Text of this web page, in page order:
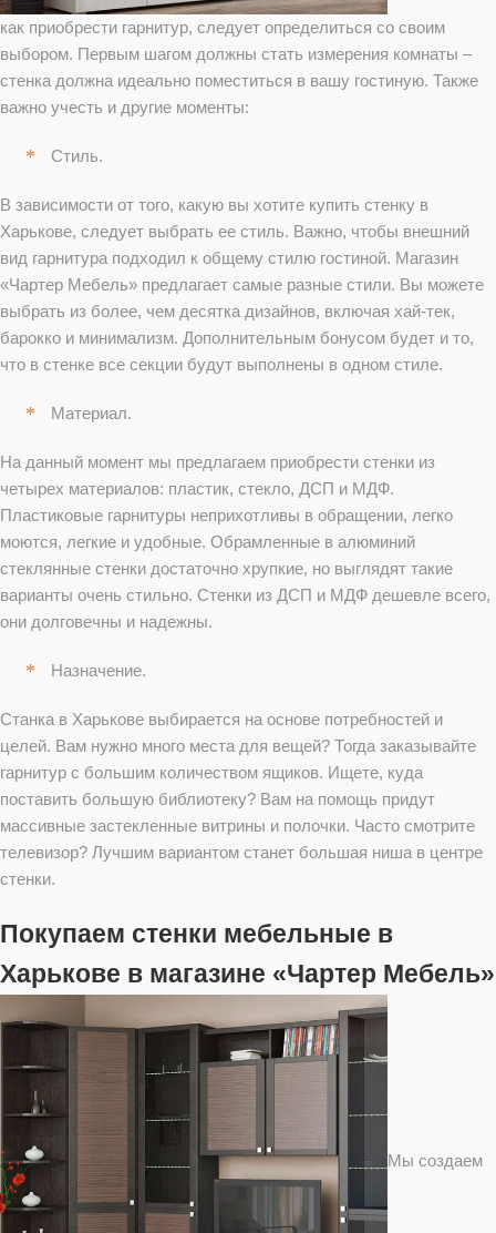
как приобрести гарнитур, следует определиться со своим
выбором. Первым шагом должны стать измерения комнаты –
стенка должна идеально поместиться в вашу гостиную. Также
важно учесть и другие моменты:
Стиль.
В зависимости от того, какую вы хотите купить стенку в
Харькове, следует выбрать ее стиль. Важно, чтобы внешний
вид гарнитура подходил к общему стилю гостиной. Магазин
«Чартер Мебель» предлагает самые разные стили. Вы можете
выбрать из более, чем десятка дизайнов, включая хай-тек,
барокко и минимализм. Дополнительным бонусом будет и то,
что в стенке все секции будут выполнены в одном стиле.
Материал.
На данный момент мы предлагаем приобрести стенки из
четырех материалов: пластик, стекло, ДСП и МДФ.
Пластиковые гарнитуры неприхотливы в обращении, легко
моются, легкие и удобные. Обрамленные в алюминий
стеклянные стенки достаточно хрупкие, но выглядят такие
варианты очень стильно. Стенки из ДСП и МДФ дешевле всего,
они долговечны и надежны.
Назначение.
Станка в Харькове выбирается на основе потребностей и
целей. Вам нужно много места для вещей? Тогда заказывайте
гарнитур с большим количеством ящиков. Ищете, куда
поставить большую библиотеку? Вам на помощь придут
массивные застекленные витрины и полочки. Часто смотрите
телевизор? Лучшим вариантом станет большая ниша в центре
стенки.
Покупаем стенки мебельные в
Харькове в магазине «Чартер Мебель»
Мы создаем